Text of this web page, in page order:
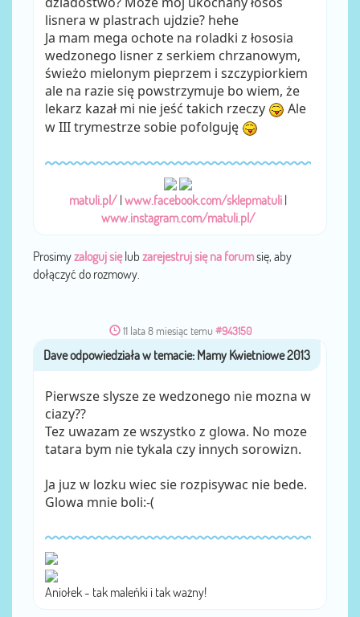
lisnera w plastrach ujdzie? hehe
Ja mam mega ochote na roladki z łososia
wedzonego lisner z serkiem chrzanowym,
świeżo mielonym pieprzem i szczypiorkiem
ale na razie się powstrzymuje bo wiem, że
lekarz kazał mi nie jeść takich rzeczy
Ale
w III trymestrze sobie pofolguję
matuli.pl/ |www.facebook.com/sklepmatuli |
www.instagram.com/matuli.pl/
Prosimyzaloguj sięlub zarejestruj się na forumsię, aby
dołączyć do rozmowy.
11 lata 8 miesiąc temu #943150
przezDave
Pierwsze slysze ze wedzonego nie mozna w
ciazy??
Tez uwazam ze wszystko z glowa. No moze
tatara bym nie tykala czy innych sorowizn.
Ja juz w lozku wiec sie rozpisywac nie bede.
Glowa mnie boli:-(
Aniołek - tak maleńki i tak ważny!